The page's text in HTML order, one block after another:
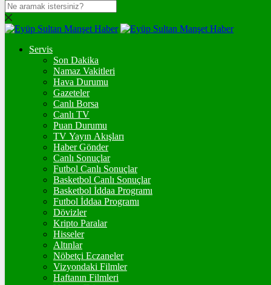
DOLAR
47,7210$% 0.05
EURO
% -0.13
STERLİN
% -0.05
GRAM ALTIN
%0,08
%0,03
BİTCOİN
ETHEREUM
Servis
Son Dakika
Namaz Vakitleri
Hava Durumu
Gazeteler
Canlı Borsa
Canlı TV
Puan Durumu
TV Yayın Akışları
Haber Gönder
Canlı Sonuçlar
Futbol Canlı Sonuçlar
Basketbol Canlı Sonuçlar
Basketbol İddaa Programı
Futbol İddaa Programı
Dövizler
Kripto Paralar
Hisseler
Altınlar
Nöbetçi Eczaneler
Vizyondaki Filmler
Haftanın Filmleri